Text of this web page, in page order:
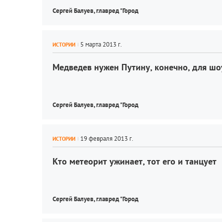
Сергей Балуев, главред "Город
ИСТОРИИ
Медведев нужен Путину, конечно, для
Сергей Балуев, главред "Город
ИСТОРИИ
Кто метеорит ужинает, тот его и танцует
Сергей Балуев, главред "Город